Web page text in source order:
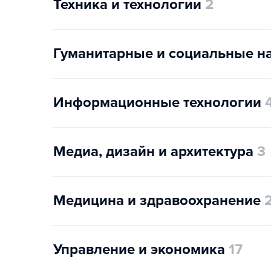
Техника и технологии 2
Гуманитарные и социальные
Информационные технологии
Медиа, дизайн и архитектура 3
Медицина и здравоохранение
Управление и экономика 17